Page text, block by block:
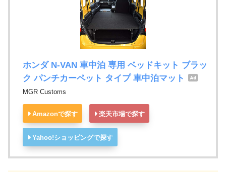
ホンダ N-VAN 車中泊 専用 ベッドキット ブラッ
ク パンチカーペット タイプ 車中泊マット
MGR Customs
Amazonで探す 楽天市場で探す
Yahoo!ショッピングで探す